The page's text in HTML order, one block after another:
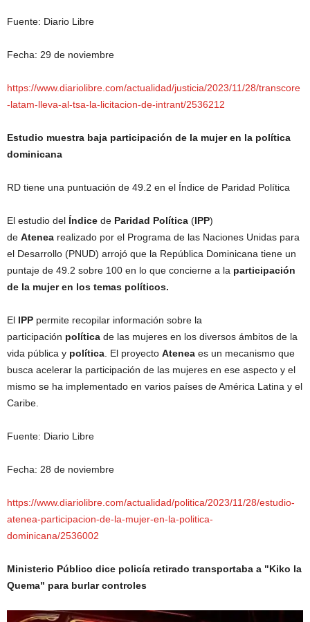
Fuente: Diario Libre
Fecha: 29 de noviembre
https://www.diariolibre.com/actualidad/justicia/2023/11/28/transcore
-latam-lleva-al-tsa-la-licitacion-de-intrant/2536212
Estudio muestra baja participación de la mujer en la política
dominicana
RD tiene una puntuación de 49.2 en el Índice de Paridad Política
El estudio del Índice de Paridad Política (IPP)
de Atenea realizado por el Programa de las Naciones Unidas para
el Desarrollo (PNUD) arrojó que la República Dominicana tiene un
puntaje de 49.2 sobre 100 en lo que concierne a la participación
de la mujer en los temas políticos.
El IPP permite recopilar información sobre la
participación política de las mujeres en los diversos ámbitos de la
vida pública y política . El proyecto Atenea es un mecanismo que
busca acelerar la participación de las mujeres en ese aspecto y el
mismo se ha implementado en varios países de América Latina y el
Caribe.
Fuente: Diario Libre
Fecha: 28 de noviembre
https://www.diariolibre.com/actualidad/politica/2023/11/28/estudio-
atenea-participacion-de-la-mujer-en-la-politica-
dominicana/2536002
Ministerio Público dice policía retirado transportaba a "Kiko la
Quema" para burlar controles